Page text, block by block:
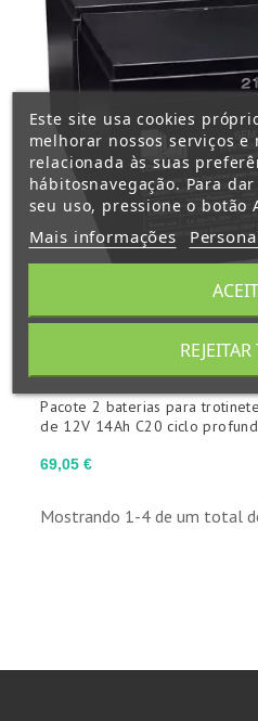
Preço
69,05 €
Pacote 2 baterias para
de 12V 14Ah C20 ciclo
Mostrando 1-4 de um total
Este site usa cookies
melhorar nossos serviços
relacionada às suas
hábitosnavegação. Para
seu uso, pressione o botão
Mais informações